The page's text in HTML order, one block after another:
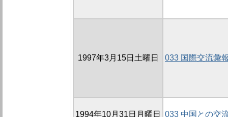
1997年3月15日土曜日 033 国際交流彙
1994年10月31日月曜日 033 中国との交